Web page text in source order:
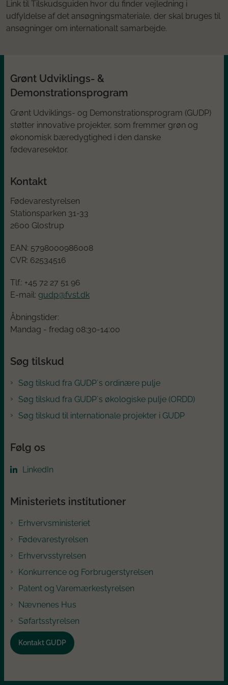
Link til Tilskudsguiden hvor du finder vejledning i
udfyldelse af det ansøgningsmateriale, der skal bruges til
ansøgninger om internationalt samarbejde.
Grønt Udviklings- &
Demonstrationsprogram
Grønt Udviklings- og Demonstrationsprogram (GUDP)
støtter innovative projekter, som fremmer grøn og
økonomisk bæredygtighed i den danske
fødevaresektor.
Kontakt
Fødevarestyrelsen
Stationsparken 31-33
2600 Glostrup
EAN: 5798000986008
CVR: 62534516
Tlf.: +45 72 27 51 96
E-mail: gudp@fvst.dk
Åbningstider:
Mandag - fredag 08:30-14:00
Søg tilskud
Søg tilskud fra GUDP´s ordinære pulje
Søg tilskud fra GUDP´s økologiske pulje (ORDD)
Søg tilskud til internationale projekter i GUDP
Følg os
LinkedIn
Ministeriets institutioner
Erhvervsministeriet
Fødevarestyrelsen
Erhvervsstyrelsen
Konkurrence og Forbrugerstyrelsen
Patent og Varemærkestyrelsen
Nævnenes Hus
Søfartsstyrelsen
Kontakt GUDP